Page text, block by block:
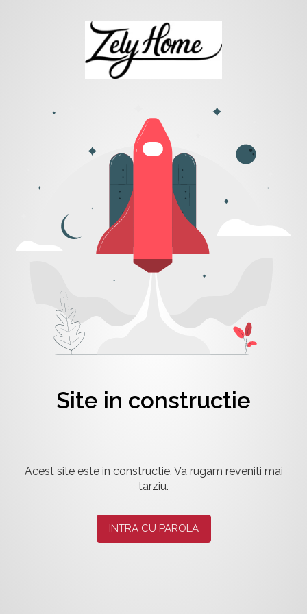
Site in constructie
Acest site este in constructie. Va rugam reveniti mai
tarziu.
INTRA CU PAROLA